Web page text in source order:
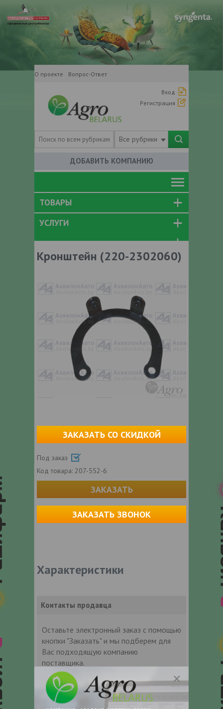
О проекте Вопрос-Ответ
Вход
Регистрация
Все рубрики
ДОБАВИТЬ КОМПАНИЮ
ТОВАРЫ
УСЛУГИ
Кронштейн (220-2302060)
ЗАКАЗАТЬ СО СКИДКОЙ
Под заказ
Код товара: 207-552-6
ЗАКАЗАТЬ
ЗАКАЗАТЬ ЗВОНОК
Характеристики
Контакты продавца
Оставьте электронный заказ с помощью
кнопки "Заказать" и мы подберем для
Вас подходящую компанию
поставщика.